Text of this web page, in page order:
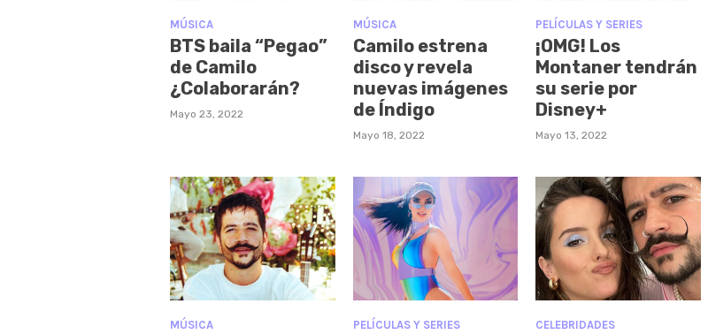
MÚSICA
BTS baila “Pegao”
de Camilo
¿Colaborarán?
Mayo 23, 2022
MÚSICA
Camilo estrena
disco y revela
nuevas imágenes
de Índigo
Mayo 18, 2022
PELÍCULAS Y SERIES
¡OMG! Los
Montaner tendrán
su serie por
Disney+
Mayo 13, 2022
MÚSICA PELÍCULAS Y SERIES CELEBRIDADES